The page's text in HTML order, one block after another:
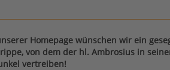
Homepage wünschen wir ein
von dem der hl. Ambrosius in
vertreiben!